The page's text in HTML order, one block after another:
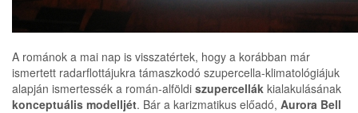
A románok a mai nap is visszatértek, hogy a korábban már
ismertett radarflottájukra támaszkodó szupercella-klimatológiájuk
alapján ismertessék a román-alföldi szupercellák kialakulásának
konceptuális modelljét. Bár a karizmatikus előadó, Aurora Bell